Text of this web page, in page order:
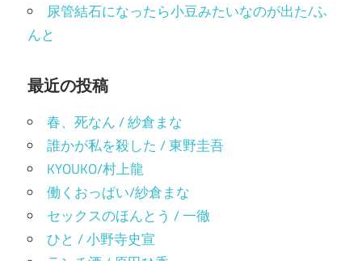
尿管結石になったら小豆みたいなのが出た/ふ
んと
最近の投稿
春、死なん / 紗倉まな
誰かが私を殺した / 東野圭吾
KYOUKO/村上龍
働くおっぱい/紗倉まな
セックスのほんとう / 一徹
ひと / 小野寺史宣